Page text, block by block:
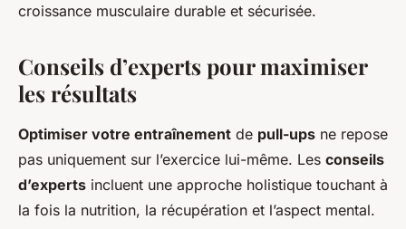
croissance musculaire durable et sécurisée.
Conseils d’experts pour maximiser
les résultats
Optimiser votre entraînement de pull-ups ne repose
pas uniquement sur l’exercice lui-même. Les conseils
d’experts incluent une approche holistique touchant à
la fois la nutrition, la récupération et l’aspect mental.